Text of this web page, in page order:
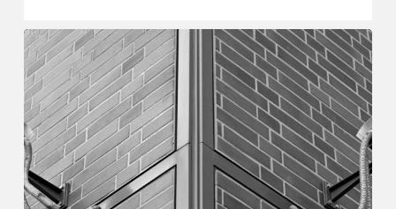
Le
recours
contre
la
surveillance
de
masse
est